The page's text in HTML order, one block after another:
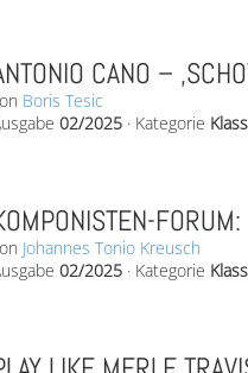
CANO –
Boris Tesic
02/2025 · Kategorie
Johannes Tonio Kreusch
02/2025 · Kategorie